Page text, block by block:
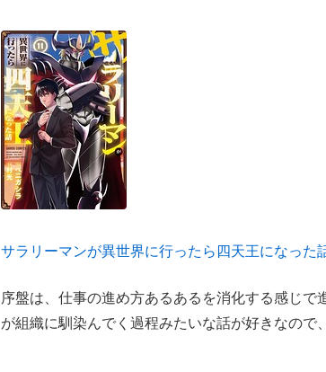
サラリーマンが異世界に行ったら四天王になった
序盤は、仕事の進め方あるあるを消化する感じ
が組織に馴染んでく過程みたいな話が好きなので